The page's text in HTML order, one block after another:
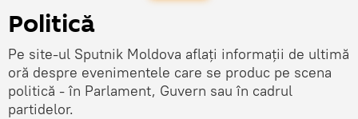
Politică
Pe site-ul Sputnik Moldova aflați informații de ultimă
oră despre evenimentele care se produc pe scena
politică - în Parlament, Guvern sau în cadrul
partidelor.